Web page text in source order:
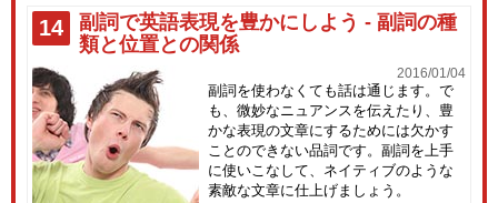
14
副詞で英語表現を豊かにしよう - 副詞の種
類と位置との関係
2016/01/04
副詞を使わなくても話は通じます。で
も、微妙なニュアンスを伝えたり、豊
かな表現の文章にするためには欠かす
ことのできない品詞です。副詞を上手
に使いこなして、ネイティブのような
素敵な文章に仕上げましょう。